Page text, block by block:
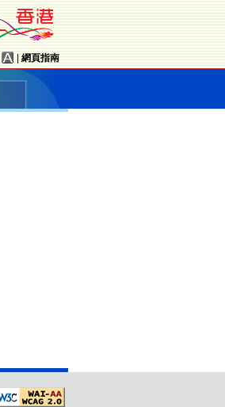
網頁指南